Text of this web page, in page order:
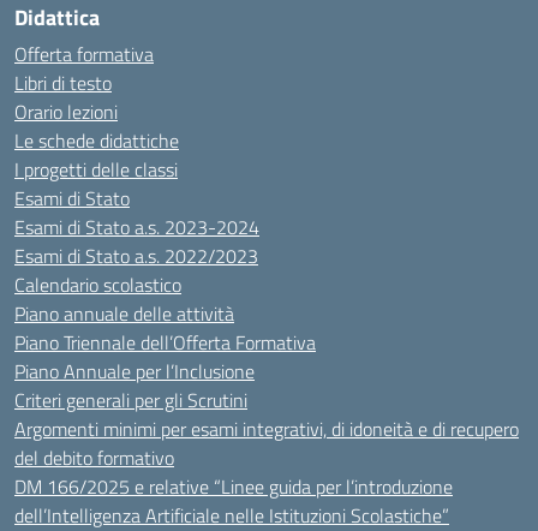
Didattica
Offerta formativa
Libri di testo
Orario lezioni
Le schede didattiche
I progetti delle classi
Esami di Stato
Esami di Stato a.s. 2023-2024
Esami di Stato a.s. 2022/2023
Calendario scolastico
Piano annuale delle attività
Piano Triennale dell’Offerta Formativa
Piano Annuale per l’Inclusione
Criteri generali per gli Scrutini
Argomenti minimi per esami integrativi, di idoneità e di recupero
del debito formativo
DM 166/2025 e relative “Linee guida per l’introduzione
dell’Intelligenza Artificiale nelle Istituzioni Scolastiche”